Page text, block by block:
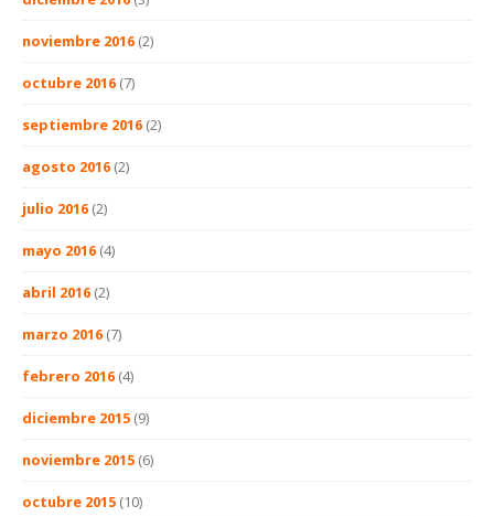
noviembre 2016 (2)
octubre 2016 (7)
septiembre 2016 (2)
agosto 2016 (2)
julio 2016 (2)
mayo 2016 (4)
abril 2016 (2)
marzo 2016 (7)
febrero 2016 (4)
diciembre 2015 (9)
noviembre 2015 (6)
octubre 2015 (10)